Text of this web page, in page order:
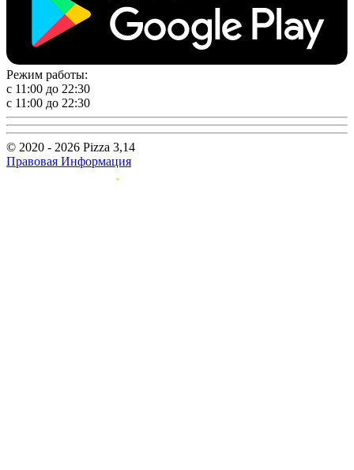
Режим работы:
с 11:00 до 22:30
с 11:00 до 22:30
© 2020 - 2026 Pizza 3,14
Правовая Информация